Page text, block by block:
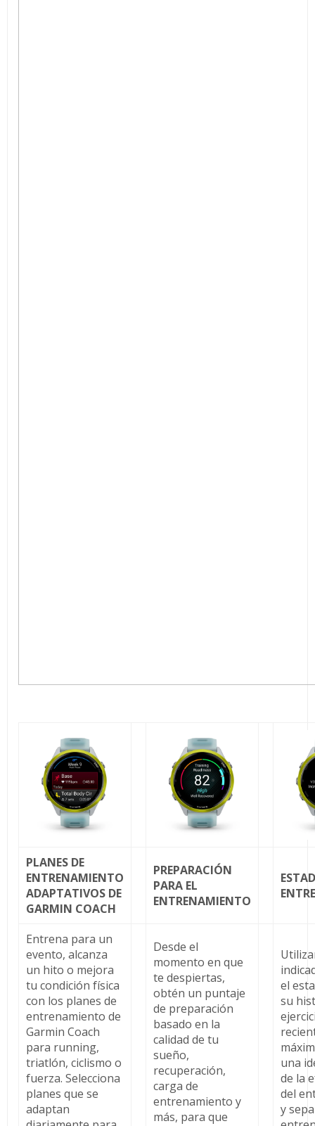
PLANES DE
ENTRENAMIENTO
ADAPTATIVOS DE
GARMIN COACH
PREPARACIÓN
PARA EL
ENTRENAMIENTO
Entrena para un
evento, alcanza
un hito o mejora
tu condición física
con los planes de
entrenamiento de
Garmin Coach
para running,
triatlón, ciclismo o
fuerza. Selecciona
planes que se
adaptan
Desde el
momento en que
te despiertas,
obtén un puntaje
de preparación
basado en la
calidad de tu
sueño,
recuperación,
carga de
entrenamiento y
más, para que
el
su
una
de la
del
y